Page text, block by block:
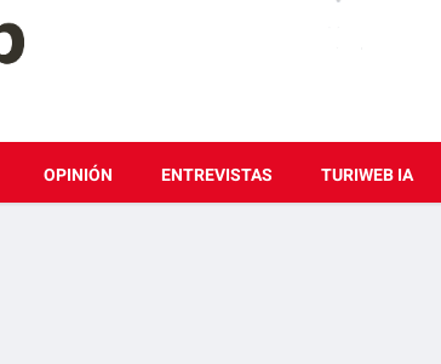
OPINIÓN ENTREVISTAS TURIWEB IA